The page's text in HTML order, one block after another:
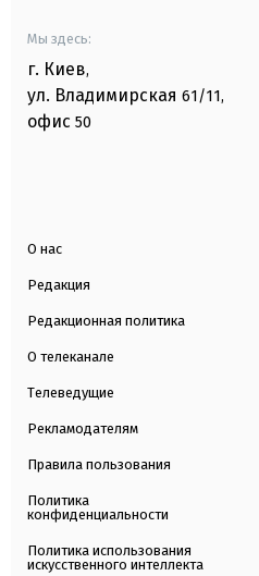
Мы здесь:
г. Киев,
ул. Владимирская 61/11,
офис 50
О нас
Редакция
Редакционная политика
О телеканале
Телеведущие
Рекламодателям
Правила пользования
Политика
конфиденциальности
Политика использования
искусственного интеллекта